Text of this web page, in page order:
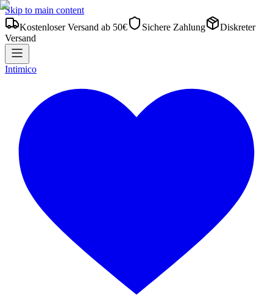
Skip to main content
Kostenloser Versand ab 50€
Sichere Zahlung
Diskreter
Versand
Intimico